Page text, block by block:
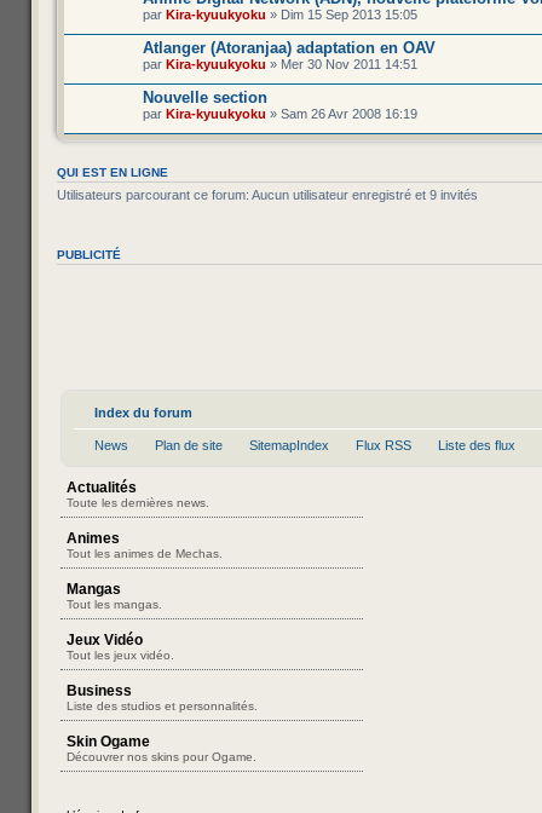
par Kira-kyuukyoku » Dim 15 Sep 2013 15:05
Atlanger (Atoranjaa) adaptation en OAV
par Kira-kyuukyoku » Mer 30 Nov 2011 14:51
Nouvelle section
par Kira-kyuukyoku » Sam 26 Avr 2008 16:19
QUI EST EN LIGNE
Utilisateurs parcourant ce forum: Aucun utilisateur enregistré et 9 invités
PUBLICITÉ
Index du forum
News Plan de site SitemapIndex Flux RSS Liste des flux
Actualités
Toute les dernières news.
Animes
Tout les animes de Mechas.
Mangas
Tout les mangas.
Jeux Vidéo
Tout les jeux vidéo.
Business
Liste des studios et personnalités.
Skin Ogame
Découvrer nos skins pour Ogame.